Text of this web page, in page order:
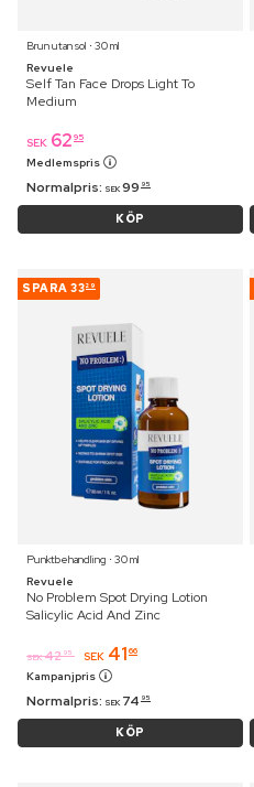
Brun utan sol ⋅ 30 ml
Revuele
Self Tan Face Drops Light To
Medium
SEK 62 95
Medlemspris
Normalpris: SEK 99 95
KÖP
SPARA 3329
Punktbehandling ⋅ 30 ml
Revuele
No Problem Spot Drying Lotion
Salicylic Acid And Zinc
SEK 42 95 SEK 41 66
Kampanjpris
Normalpris: SEK 74 95
KÖP